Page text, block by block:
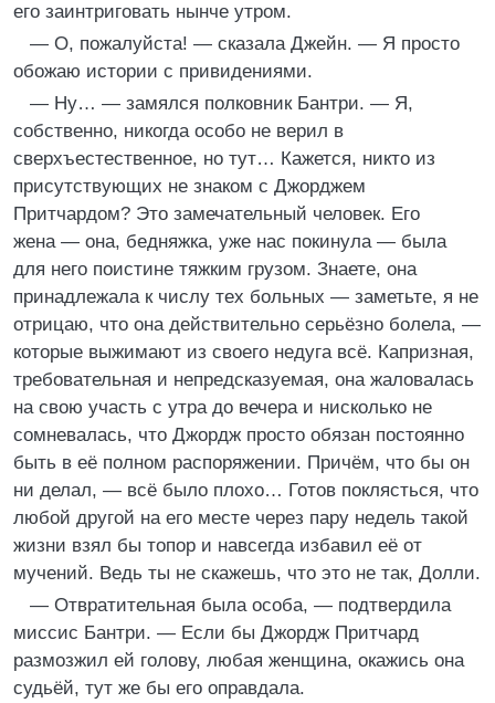
его заинтриговать нынче утром.
— О, пожалуйста! — сказала Джейн. — Я просто
обожаю истории с привидениями.
— Ну… — замялся полковник Бантри. — Я,
собственно, никогда особо не верил в
сверхъестественное, но тут… Кажется, никто из
присутствующих не знаком с Джорджем
Притчардом? Это замечательный человек. Его
жена — она, бедняжка, уже нас покинула — была
для него поистине тяжким грузом. Знаете, она
принадлежала к числу тех больных — заметьте, я не
отрицаю, что она действительно серьёзно болела, —
которые выжимают из своего недуга всё. Капризная,
требовательная и непредсказуемая, она жаловалась
на свою участь с утра до вечера и нисколько не
сомневалась, что Джордж просто обязан постоянно
быть в её полном распоряжении. Причём, что бы он
ни делал, — всё было плохо… Готов поклясться, что
любой другой на его месте через пару недель такой
жизни взял бы топор и навсегда избавил её от
мучений. Ведь ты не скажешь, что это не так, Долли.
— Отвратительная была особа, — подтвердила
миссис Бантри. — Если бы Джордж Притчард
размозжил ей голову, любая женщина, окажись она
судьёй, тут же бы его оправдала.